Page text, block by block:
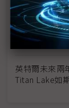
運算時代
英特爾先進
採用傳聞四起
英特爾未來
Titan Lake如